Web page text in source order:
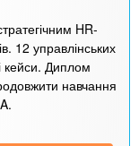
HR-
12 управлінських
кейси. Диплом
навчання